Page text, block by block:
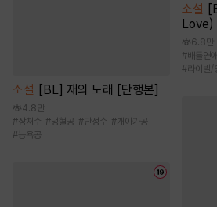
소설 [BL] 재의 노래 [단행본]
4.8만
#상처수 #냉혈공 #단정수 # 개아가공
#능욕공
소설
Love)
6.8만
#배틀연애
#라이벌/